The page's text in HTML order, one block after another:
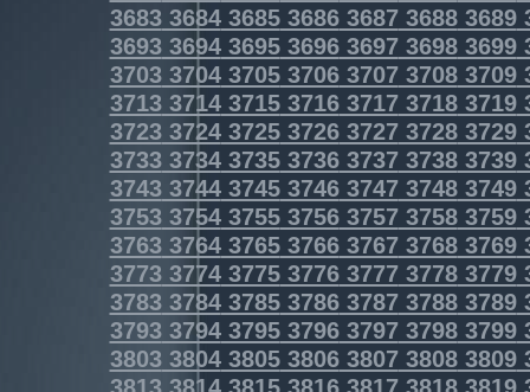
3683368436853686368736883689
3693369436953696369736983699
3703370437053706370737083709
3713371437153716371737183719
3723372437253726372737283729
3733373437353736373737383739
3743374437453746374737483749
3753375437553756375737583759
3763376437653766376737683769
3773377437753776377737783779
3783378437853786378737883789
3793379437953796379737983799
3803380438053806380738083809